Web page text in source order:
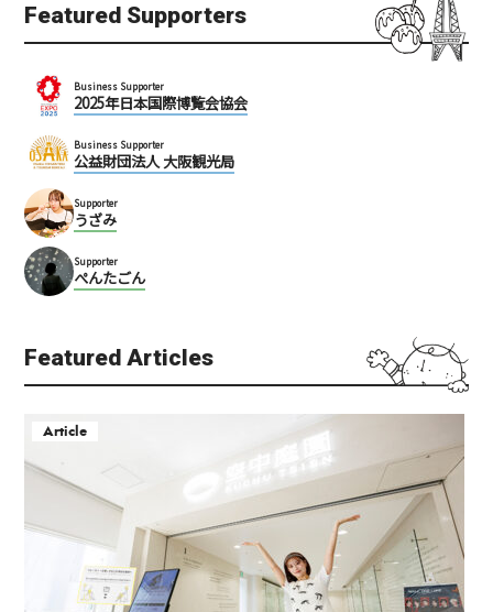
Featured Supporters
Business Supporter
2025年日本国際博覧会協会
Business Supporter
公益財団法人 大阪観光局
Supporter
うざみ
Supporter
ぺんたごん
Featured Articles
Article